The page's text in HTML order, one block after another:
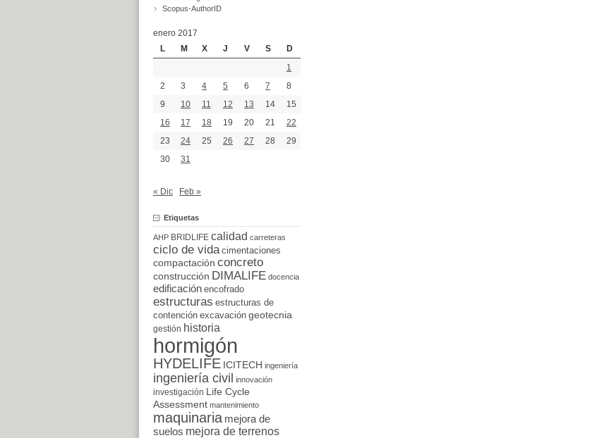
Scopus-AuthorID
enero 2017
L
M X J V S
D
1
2
3 4 5 6 7
8
9
10 11 12 13 14
15
16
17 18 19 20 21
22
23
24 25 26 27 28
29
30
31
« Dic Feb »
Etiquetas
AHP BRIDLIFE calidad carreteras
ciclo de vida cimentaciones
compactación concreto
construcción DIMALIFE docencia
edificación encofrado
estructuras estructuras de
contención excavación geotecnia
gestión historia
hormigón
HYDELIFE ICITECH ingeniería
ingeniería civil innovación
investigación
Life Cycle
Assessment mantenimiento
maquinaria mejora de
suelos mejora de terrenos